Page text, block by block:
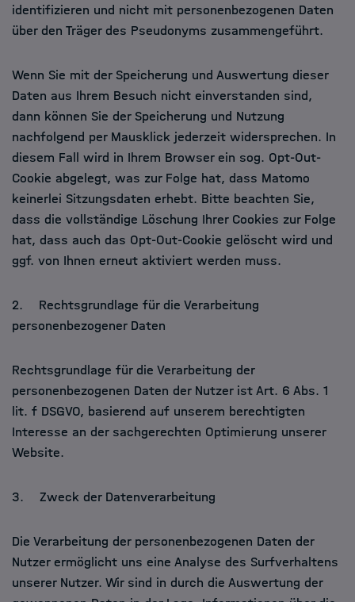
identifizieren und nicht mit personenbezogenen Daten
über den Träger des Pseudonyms zusammengeführt.
Wenn Sie mit der Speicherung und Auswertung dieser
Daten aus Ihrem Besuch nicht einverstanden sind,
dann können Sie der Speicherung und Nutzung
nachfolgend per Mausklick jederzeit widersprechen. In
diesem Fall wird in Ihrem Browser ein sog. Opt-Out-
Cookie abgelegt, was zur Folge hat, dass Matomo
keinerlei Sitzungsdaten erhebt. Bitte beachten Sie,
dass die vollständige Löschung Ihrer Cookies zur Folge
hat, dass auch das Opt-Out-Cookie gelöscht wird und
ggf. von Ihnen erneut aktiviert werden muss.
2. Rechtsgrundlage für die Verarbeitung
personenbezogener Daten
Rechtsgrundlage für die Verarbeitung der
personenbezogenen Daten der Nutzer ist Art. 6 Abs. 1
lit. f DSGVO, basierend auf unserem berechtigten
Interesse an der sachgerechten Optimierung unserer
Website.
3. Zweck der Datenverarbeitung
Die Verarbeitung der personenbezogenen Daten der
Nutzer ermöglicht uns eine Analyse des Surfverhaltens
unserer Nutzer. Wir sind in durch die Auswertung der